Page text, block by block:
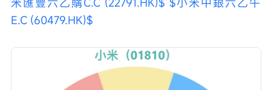
E.C (60479.HK)$